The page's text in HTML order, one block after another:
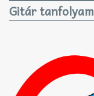
Gitár tanfolyam